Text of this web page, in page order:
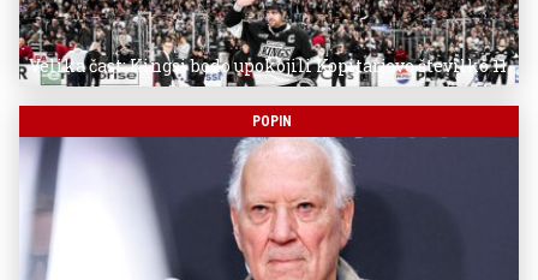
Velika čast: Kingsi bodo upokojili Kopitarjevo številko 11
POPIN